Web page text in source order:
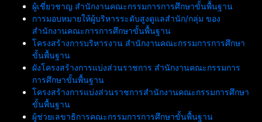
ผู้เชี่ยวชาญ สำนักงานคณะกรรมการการศึกษาขั้นพื้นฐาน
การมอบหมายให้ผู้บริหารระดับสูงดูแลสำนัก/กลุ่ม ของ
สำนักงานคณะการการศึกษาขั้นพื้นฐาน
โครงสร้างการบริหารงาน สำนักงานคณะกรรมการการศึกษา
ขั้นพื้นฐาน
ผังโครงสร้างการแบ่งส่วนราชการ สำนักงานคณะกรรมการ
การศึกษาขั้นพื้นฐาน
โครงสร้างการแบ่งส่วนราชการสำนักงานคณะกรรมการศึกษา
ขั้นพื้นฐาน
ผู้ช่วยเลขาธิการคณะกรรมการการศึกษาขั้นพื้นฐาน